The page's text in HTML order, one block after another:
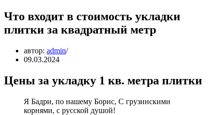
Что входит в стоимость укладки
плитки за квадратный метр
автор: admin
09.03.2024
Цены за укладку 1 кв. метра плитки
Я Бадри, по нашему Борис, С грузинскими
корнями, с русской душой!